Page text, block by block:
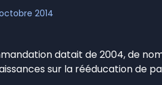
2014
datait de 2004, de
sur la rééducation de